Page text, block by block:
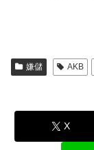
嫌儲 AKB
X